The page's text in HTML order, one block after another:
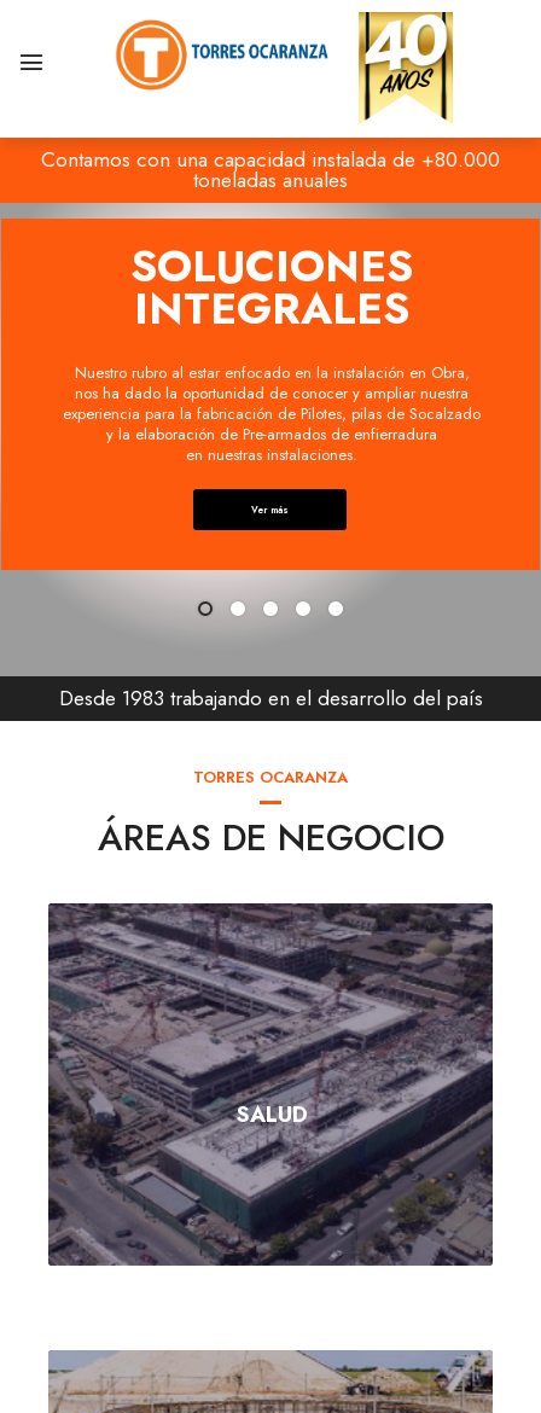
Contamos con una capacidad instalada de +80.000
toneladas anuales
Nuestro rubro al estar enfocado en la instalación en Obra,
nos ha dado la oportunidad de conocer y ampliar nuestra
experiencia para la fabricación de Pilotes, pilas de Socalzado
y la elaboración de Pre-armados de enfierradura
en nuestras instalaciones.
SOLUCIONES
INTEGRALES
Ver más
Desde 1983 trabajando en el desarrollo del país
TORRES OCARANZA
ÁREAS DE NEGOCIO
SALUD
SALUD
ENERGÍA